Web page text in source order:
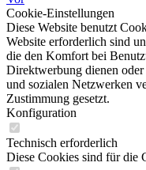
Cookie-Einstellungen
Diese Website benutzt
Website erforderlich sind
die den Komfort bei
Direktwerbung dienen
und sozialen Netzwerken
Zustimmung gesetzt.
Konfiguration
Technisch erforderlich
Diese Cookies sind für die